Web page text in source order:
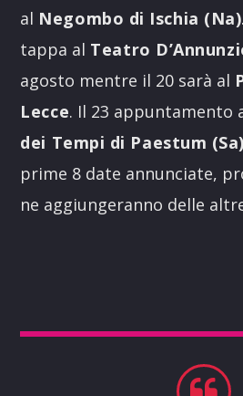
al Negombo di Ischia (Na)
tappa al Teatro
agosto mentre il 20 sarà al
Lecce. Il 23 appuntamento
dei Tempi di Paestum (Sa)
prime 8 date annunciate,
ne aggiungeranno delle